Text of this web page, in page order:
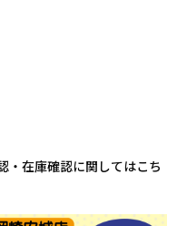
・在庫確認に関してはこち